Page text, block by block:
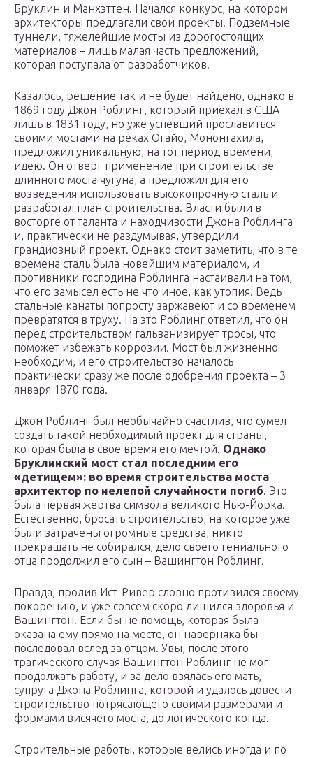
Бруклин и Манхэттен. Начался конкурс, на котором
архитекторы предлагали свои проекты. Подземные
туннели, тяжелейшие мосты из дорогостоящих
материалов – лишь малая часть предложений,
которая поступала от разработчиков.
Казалось, решение так и не будет найдено, однако в
1869 году Джон Роблинг, который приехал в США
лишь в 1831 году, но уже успевший прославиться
своими мостами на реках Огайо, Мононгахила,
предложил уникальную, на тот период времени,
идею. Он отверг применение при строительстве
длинного моста чугуна, а предложил для его
возведения использовать высокопрочную сталь и
разработал план строительства. Власти были в
восторге от таланта и находчивости Джона Роблинга
и, практически не раздумывая, утвердили
грандиозный проект. Однако стоит заметить, что в те
времена сталь была новейшим материалом, и
противники господина Роблинга настаивали на том,
что его замысел есть не что иное, как утопия. Ведь
стальные канаты попросту заржавеют и со временем
превратятся в труху. На это Роблинг ответил, что он
перед строительством гальванизирует тросы, что
поможет избежать коррозии. Мост был жизненно
необходим, и его строительство началось
практически сразу же после одобрения проекта – 3
января 1870 года.
Джон Роблинг был необычайно счастлив, что сумел
создать такой необходимый проект для страны,
которая была в свое время его мечтой. Однако
Бруклинский мост стал последним его
«детищем»: во время строительства моста
архитектор по нелепой случайности погиб. Это
была первая жертва символа великого Нью-Йорка.
Естественно, бросать строительство, на которое уже
были затрачены огромные средства, никто
прекращать не собирался, дело своего гениального
отца продолжил его сын – Вашингтон Роблинг.
Правда, пролив Ист-Ривер словно противился своему
покорению, и уже совсем скоро лишился здоровья и
Вашингтон. Если бы не помощь, которая была
оказана ему прямо на месте, он наверняка бы
последовал вслед за отцом. Увы, после этого
трагического случая Вашингтон Роблинг не мог
продолжать работу, и за дело взялась его мать,
супруга Джона Роблинга, которой и удалось довести
строительство потрясающего своими размерами и
формами висячего моста, до логического конца.
Строительные работы, которые велись иногда и по